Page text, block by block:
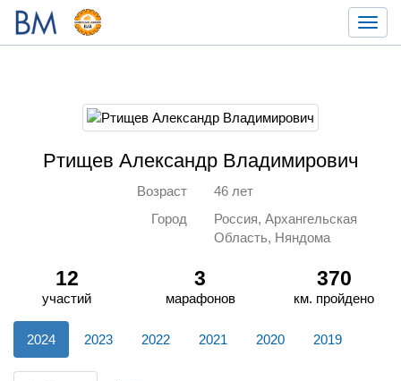
Ртищев Александр Владимирович
Возраст
46 лет
Город
Россия, Архангельская
Область, Няндома
12
участий
3
марафонов
370
км. пройдено
2024 2023 2022 2021 2020 2019